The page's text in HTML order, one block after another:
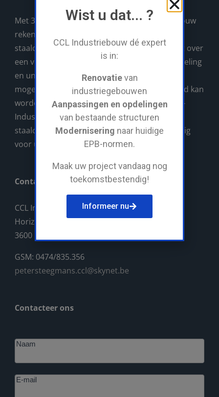
Met 30 jaar ervaring, kan u op CCL-Industriebouw
rekenen als uw rendabele partner voor al uw
staalconstructies. CCL-Industriebouw beschikt over
een volledig eigen machinepark, atelier, lasafdeling
en unieke servicewagen waarmee ALLES wat
mogelijk nodig is direct op de werf gerealiseerd kan
worden. Voor grote en kleine projecten is CCL-
Industriebouw uw aangewezen partner in
staalconstructies. Wij verzorgen alles vakkundig
voor u!
Contact
CCL Industriebouw BV
Horizonlaan 14
3600 Genk
GSM: 0474/835.356
petersteegmans.ccl@skynet.be
Contacteer ons
Naam
E-mail
Wist u dat... ?
CCL Industriebouw dé expert
is in:
Renovatievan
industriegebouwen
Aanpassingen en opdelingen
van bestaande structuren
Modernisering naar huidige
EPB-normen.
Maak uw project vandaag nog
toekomstbestendig!
Informeer nu